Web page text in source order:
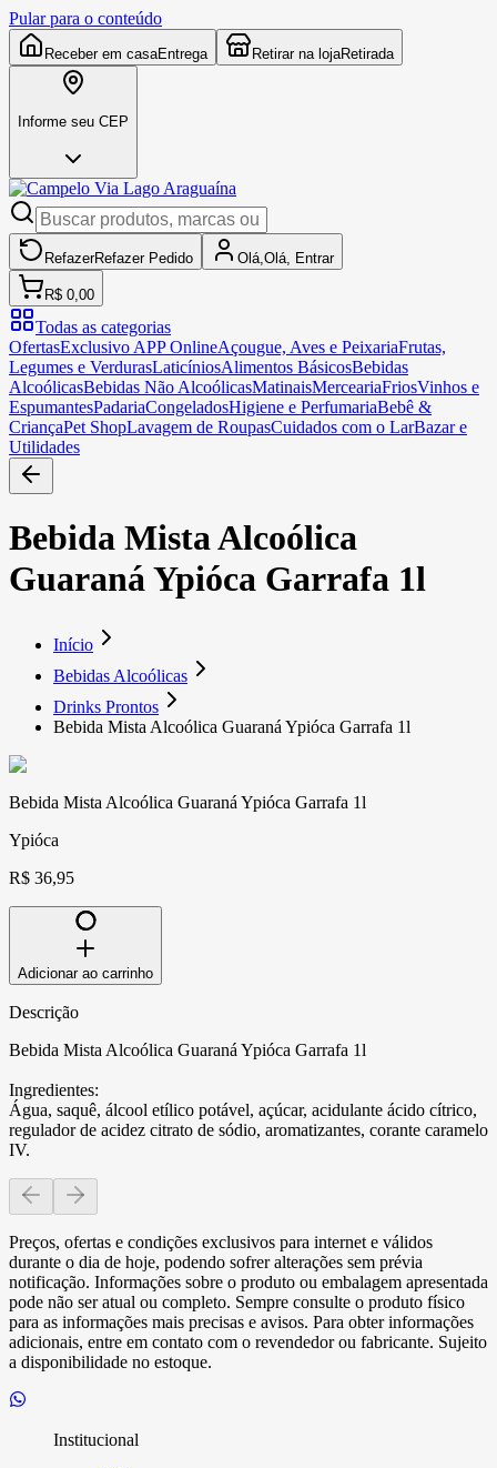
Pular para o conteúdo
Receber em casaEntrega Retirar na lojaRetirada
Informe seu CEP
RefazerRefazer Pedido Olá, Olá, Entrar
R$ 0,00
Todas as categorias
OfertasExclusivo APP OnlineAçougue, Aves e PeixariaFrutas,
Legumes e VerdurasLaticíniosAlimentos BásicosBebidas
AlcoólicasBebidas Não AlcoólicasMatinaisMerceariaFriosVinhos e
EspumantesPadariaCongeladosHigiene e PerfumariaBebê &
CriançaPet ShopLavagem de RoupasCuidados com o LarBazar e
Utilidades
Bebida Mista Alcoólica
Guaraná Ypióca Garrafa 1l
Início
Bebidas Alcoólicas
Drinks Prontos
Bebida Mista Alcoólica Guaraná Ypióca Garrafa 1l
Bebida Mista Alcoólica Guaraná Ypióca Garrafa 1l
Ypióca
R$ 36,95
Adicionar ao carrinho
Descrição
Bebida Mista Alcoólica Guaraná Ypióca Garrafa 1l
Ingredientes:
Água, saquê, álcool etílico potável, açúcar, acidulante ácido cítrico,
regulador de acidez citrato de sódio, aromatizantes, corante caramelo
IV.
Preços, ofertas e condições exclusivos para internet e válidos
durante o dia de hoje, podendo sofrer alterações sem prévia
notificação. Informações sobre o produto ou embalagem apresentada
pode não ser atual ou completo. Sempre consulte o produto físico
para as informações mais precisas e avisos. Para obter informações
adicionais, entre em contato com o revendedor ou fabricante. Sujeito
a disponibilidade no estoque.
Institucional